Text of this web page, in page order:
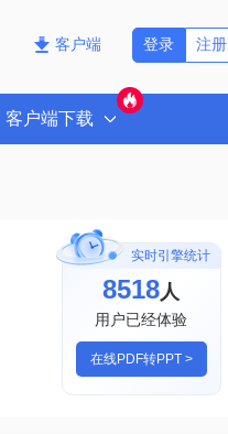
客户端 注册
登录
客户端下载
实时引擎统计
8518人
用户已经体验
在线PDF转PPT >